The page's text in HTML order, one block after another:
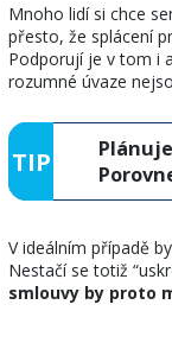
Mnoho lidí si chce
přesto, že splácení
Podporují je v tom i
rozumné úvaze
V ideálním případě
Nestačí se totiž
smlouvy by proto